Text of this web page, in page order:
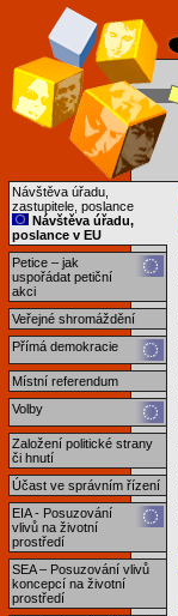
Návštěva úřadu,
zastupitele, poslance
Návštěva úřadu,
poslance v EU
Petice – jak
uspořádat petiční
akci
Veřejné shromáždění
Přímá demokracie
Místní referendum
Volby
Založení politické strany
či hnutí
Účast ve správním řízení
EIA - Posuzování
vlivů na životní
prostředí
SEA – Posuzování vlivů
koncepcí na životní
prostředí